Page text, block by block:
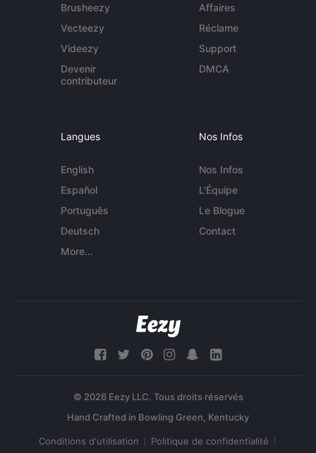
Brusheezy
Vecteezy
Videezy
Devenir
contributeur
Affaires
Réclame
Support
DMCA
Langues
English
Español
Português
Deutsch
More...
Nos Infos
Nos Infos
L'Équipe
Le Blogue
Contact
© 2026 Eezy LLC. Tous droits réservés
Conditions d'utilisation Politique de confidentialité